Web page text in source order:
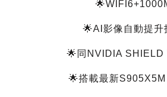
🌟AI影像自動提升
🌟同NVIDIA SHIELD
🌟搭載最新